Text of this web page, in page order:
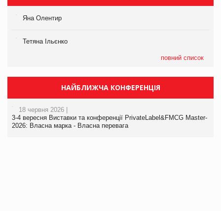
Яна Олентир
Тетяна Ільєнко
повний список
НАЙБЛИЖЧА КОНФЕРЕНЦІЯ
18 червня 2026 |
3-4 вересня Виставки та конференції PrivateLabel&FMCG Master-
2026: Власна марка - Власна перевага